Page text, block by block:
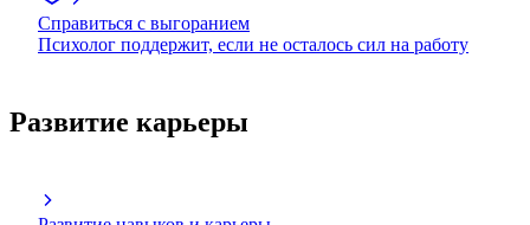
Справиться с выгоранием
Психолог поддержит, если не осталось сил на работу
Развитие карьеры